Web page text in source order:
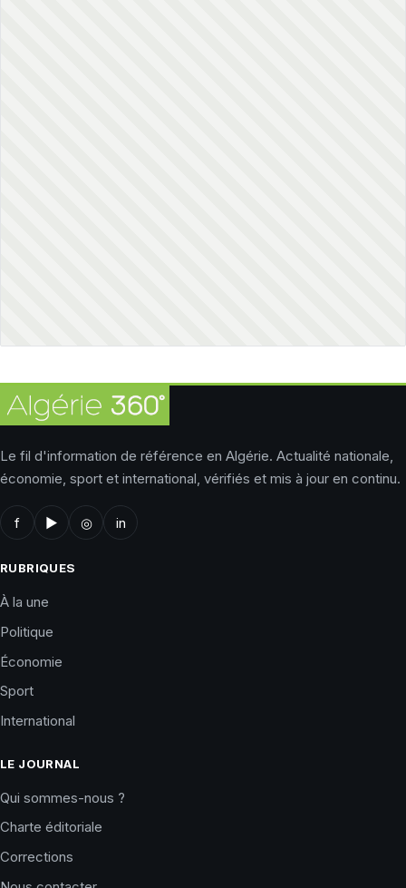
Le fil d'information de référence en Algérie. Actualité nationale,
économie, sport et international, vérifiés et mis à jour en continu.
f ▶ ◎ in
RUBRIQUES
À la une
Politique
Économie
Sport
International
LE JOURNAL
Qui sommes-nous ?
Charte éditoriale
Corrections